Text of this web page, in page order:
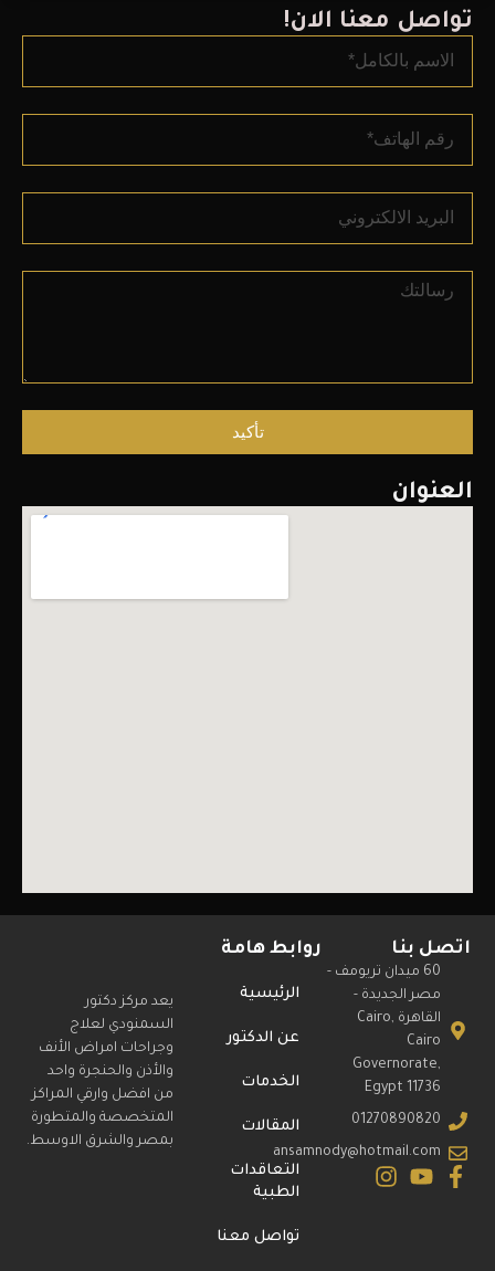
تواصل معنا الان!
تأكيد
العنوان
يعد مركز دكتور
السمنودي لعلاج
وجراحات امراض الأنف
والأذن والحنجرة واحد
من افضل وارقي المراكز
المتخصصة والمتطورة
بمصر والشرق الاوسط.
روابط هامة
الرئيسية
عن الدكتور
الخدمات
المقالات
التعاقدات
الطبية
تواصل معنا
اتصل بنا
60 ميدان تريومف -
مصر الجديدة -
القاهرة Cairo,
Cairo
Governorate,
Egypt 11736
01270890820
ansamnody@hotmail.com